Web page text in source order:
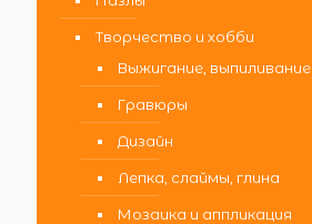
Творчество и хобби
Выжигание, выпиливание
Гравюры
Дизайн
Лепка, слаймы, глина
Мозаика и аппликация